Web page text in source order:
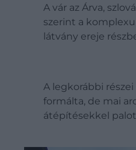
A vár az Árva,
szerint a
látvány ereje
A legkorábbi
formálta, de mai
átépítésekkel